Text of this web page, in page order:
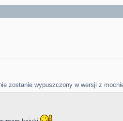
zostanie wypuszczony w wersji z